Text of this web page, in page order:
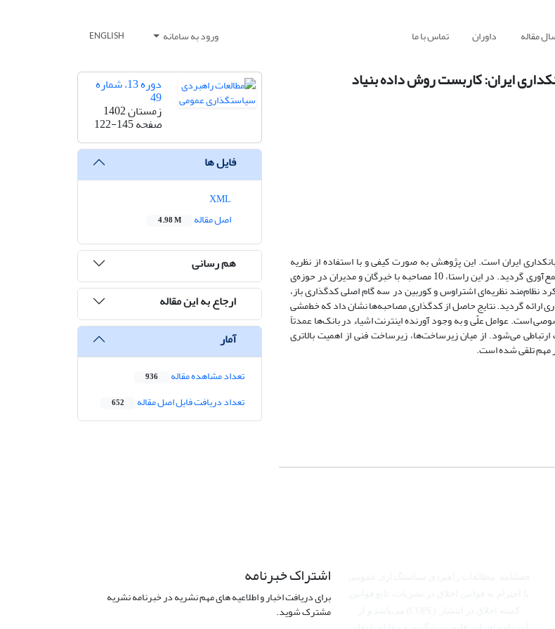
مقاله داوران تماس با ما ورود به سامانه ENGLISH
ایران: کاربست روش داده بنیاد
ایران است. این پژوهش به صورت کیفی و با استفاده از نظریه
داده‌بنیاد (گرندد تئوری) انجام شد. داده‌ها از طریق مصاحبه نیمه ساختاریافته جمع‌آوری گردید. در این راستا، 10 مصاحبه با خبرگان و مدیران در حوزه‌ی
نظریه‌ای اشتراوس و کوربین در سه گام اصلی کدگذاری باز،
ارائه گردید. نتایج حاصل از کدگذاری مصاحبه‌ها نشان داد که خط‌مشی
است. عوامل علّی و به وجود آورنده اینترنت اشیاء در بانک‌ها عمدتاً
ارتباطی می‌شود. از میان زیرساخت‌ها، زیرساخت فنی از اهمیت بالاتری
مهم تلقی شده است.
دوره 13، شماره
49
زمستان 1402
صفحه122-145
فایل ها
اصل مقاله
4.98 M
هم رسانی
ارجاع به این مقاله
آمار
تعداد مشاهده مقاله 936
تعداد دریافت فایل اصل مقاله 652
اشتراک خبرنامه
برای دریافت اخبار و اطلاعیه های مهم نشریه در خبرنامه نشریه
مشترک شوید.